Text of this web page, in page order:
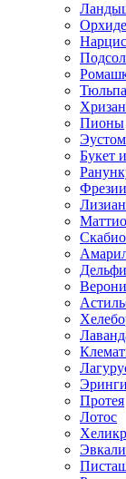
Пионы
Букет
Фрезии
Протея
Лотос